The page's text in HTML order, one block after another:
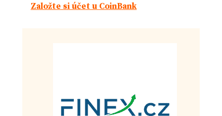
Založte si účet u CoinBank